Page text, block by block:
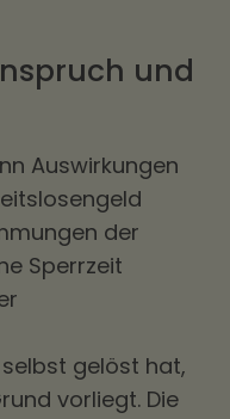
und
Auswirkungen
der
Sperrzeit
gelöst hat,
vorliegt. Die